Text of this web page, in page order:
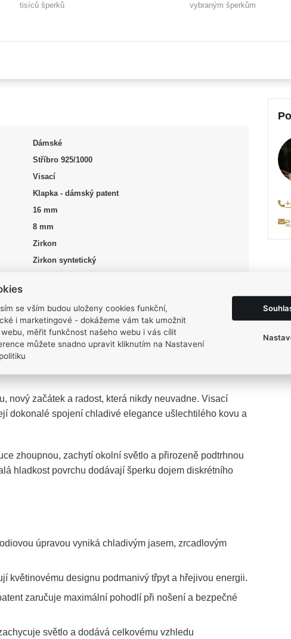
tisíců šperků
vybraným šperkům
Dámské
Stříbro 925/1000
Visací
Klapka - dámský patent
16 mm
8 mm
Zirkon
Zirkon syntetický
Lesk, Rhodium
2,2 g
nový začátek a radost, která nikdy neuvadne. Visací
dokonalé spojení chladivé elegance ušlechtilého kovu a
zhoupnou, zachytí okolní světlo a přirozeně podtrhnou
hladkost povrchu dodávají šperku dojem diskrétního
úpravou vyniká chladivým jasem, zrcadlovým
květinovému designu podmanivý třpyt a hřejivou energii.
zaručuje maximální pohodlí při nošení a bezpečné
světlo a dodává celkovému vzhledu
se vším budou uloženy cookies funkční,
i marketingové - dokážeme vám tak umožnit
měřit funkčnost našeho webu i vás cílit
můžete snadno upravit kliknutím na Nastavení